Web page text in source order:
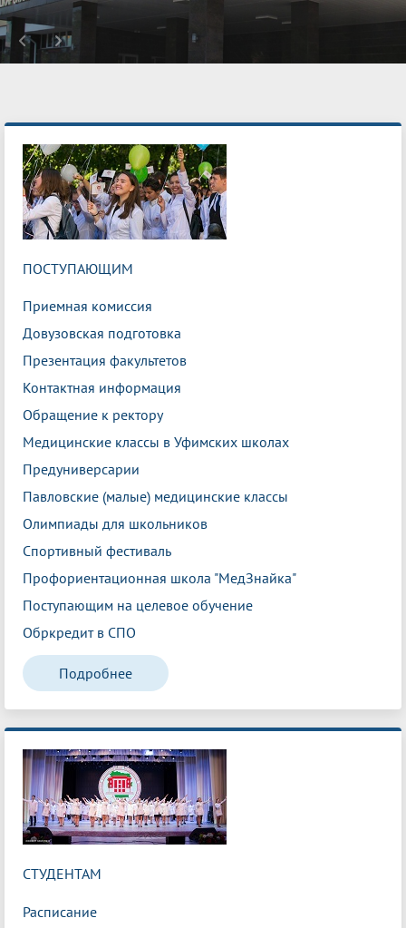
ПОСТУПАЮЩИМ
Приемная комиссия
Довузовская подготовка
Презентация факультетов
Контактная информация
Обращение к ректору
Медицинские классы в Уфимских школах
Предуниверсарии
Павловские (малые) медицинские классы
Олимпиады для школьников
Спортивный фестиваль
Профориентационная школа "МедЗнайка"
Поступающим на целевое обучение
Обркредит в СПО
Подробнее
СТУДЕНТАМ
Расписание